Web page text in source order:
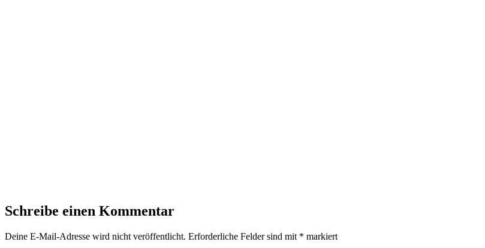
Schreibe einen Kommentar
Deine E-Mail-Adresse wird nicht veröffentlicht. Erforderliche Felder sind mit * markiert